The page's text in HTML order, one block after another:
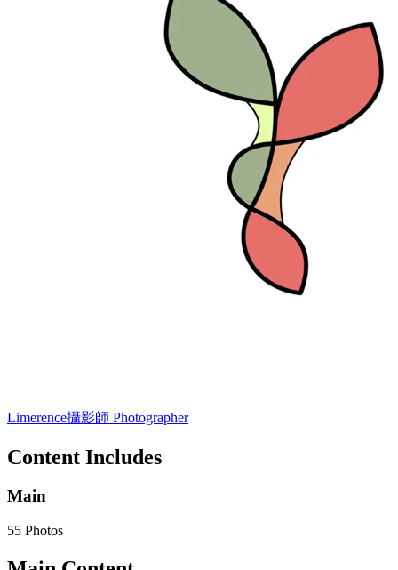
Limerence攝影師 Photographer
Content Includes
Main
55 Photos